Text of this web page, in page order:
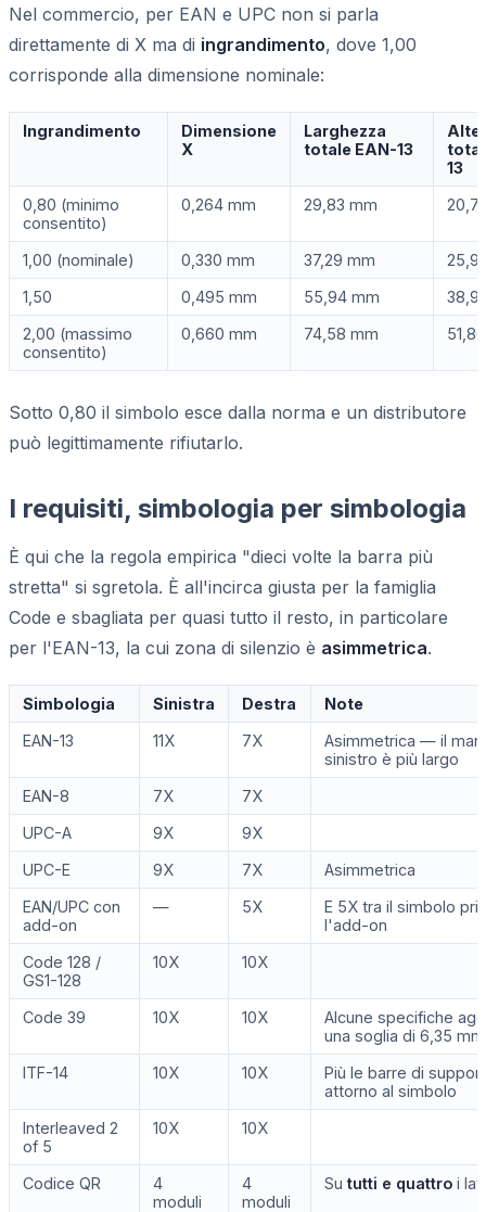
Nel commercio, per EAN e UPC non si parla
direttamente di X ma di ingrandimento, dove 1,00
corrisponde alla dimensione nominale:
Ingrandimento
Dimensione
X
Larghezza
totale EAN-13
13
0,80 (minimo
consentito)
0,264 mm 29,83 mm
1,00 (nominale) 0,330 mm 37,29 mm
1,50
0,495 mm 55,94 mm
2,00 (massimo
consentito)
0,660 mm 74,58 mm
Sotto 0,80 il simbolo esce dalla norma e un distributore
può legittimamente rifiutarlo.
I requisiti, simbologia per simbologia
È qui che la regola empirica "dieci volte la barra più
stretta" si sgretola. È all'incirca giusta per la famiglia
Code e sbagliata per quasi tutto il resto, in particolare
per l'EAN-13, la cui zona di silenzio è asimmetrica.
Simbologia Sinistra Destra
Note
EAN-13
11X 7X
Asimmetrica — il
sinistro è più largo
EAN-8
7X
7X
UPC-A
9X
9X
UPC-E
9X 7X
Asimmetrica
EAN/UPC con
add-on
— 5X
E 5X tra il simbolo
l'add-on
Code 128 /
GS1-128
10X 10X
Code 39 10X 10X
Alcune specifiche
una soglia di 6,35 mm
ITF-14
10X 10X
Più le barre di
attorno al simbolo
Interleaved 2
of 5
10X 10X
Codice QR
4
moduli
4
moduli
Sututti e quattro i lati